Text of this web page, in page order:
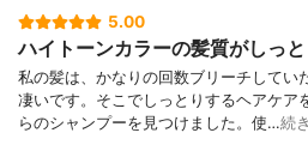
5.00
ハイトーンカラーの髪質がしっ
私の髪は、かなりの回数ブリーチしてい
凄いです。そこでしっとりするヘアケア
らのシャンプーを見つけました。使…続